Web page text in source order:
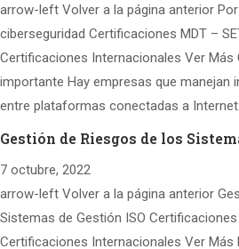
arrow-left Volver a la página anterior
ciberseguridad Certificaciones MDT –
Certificaciones Internacionales Ver Más
importante Hay empresas que manejan
entre plataformas conectadas a
Gestión de Riesgos de los
7 octubre, 2022
arrow-left Volver a la página anterior
Sistemas de Gestión ISO Certificaciones
Certificaciones Internacionales Ver Más